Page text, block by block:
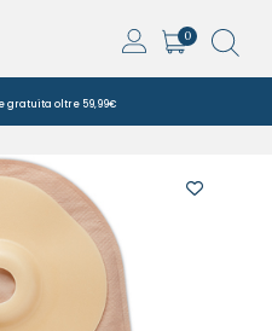
0
gratuita oltre 59,99€